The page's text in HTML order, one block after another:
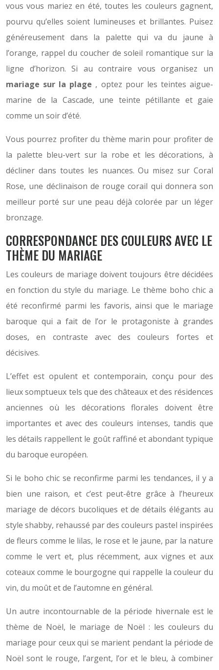
vous vous mariez en été, toutes les couleurs gagnent,
pourvu qu’elles soient lumineuses et brillantes. Puisez
généreusement dans la palette qui va du jaune à
l’orange, rappel du coucher de soleil romantique sur la
ligne d’horizon. Si au contraire vous organisez un
mariage sur la plage , optez pour les teintes aigue-
marine de la Cascade, une teinte pétillante et gaie
comme un soir d’été.
Vous pourrez profiter du thème marin pour profiter de
la palette bleu-vert sur la robe et les décorations, à
décliner dans toutes les nuances. Ou misez sur Coral
Rose, une déclinaison de rouge corail qui donnera son
meilleur porté sur une peau déjà colorée par un léger
bronzage.
CORRESPONDANCE DES COULEURS AVEC LE
THÈME DU MARIAGE
Les couleurs de mariage doivent toujours être décidées
en fonction du style du mariage. Le thème boho chic a
été reconfirmé parmi les favoris, ainsi que le mariage
baroque qui a fait de l’or le protagoniste à grandes
doses, en contraste avec des couleurs fortes et
décisives.
L’effet est opulent et contemporain, conçu pour des
lieux somptueux tels que des châteaux et des résidences
anciennes où les décorations florales doivent être
importantes et avec des couleurs intenses, tandis que
les détails rappellent le goût raffiné et abondant typique
du baroque européen.
Si le boho chic se reconfirme parmi les tendances, il y a
bien une raison, et c’est peut-être grâce à l’heureux
mariage de décors bucoliques et de détails élégants au
style shabby, rehaussé par des couleurs pastel inspirées
de fleurs comme le lilas, le rose et le jaune, par la nature
comme le vert et, plus récemment, aux vignes et aux
coteaux comme le bourgogne qui rappelle la couleur du
vin, du moût et de l’automne en général.
Un autre incontournable de la période hivernale est le
thème de Noël, le mariage de Noël : les couleurs du
mariage pour ceux qui se marient pendant la période de
Noël sont le rouge, l’argent, l’or et le bleu, à combiner